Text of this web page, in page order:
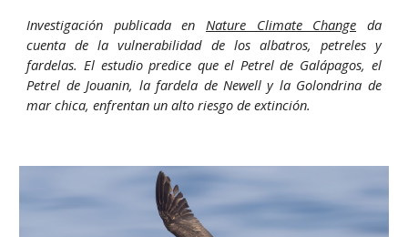
Investigación publicada en Nature Climate Change da
cuenta de la vulnerabilidad de los albatros, petreles y
fardelas. El estudio predice que el Petrel de Galápagos, el
Petrel de Jouanin, la fardela de Newell y la Golondrina de
mar chica, enfrentan un alto riesgo de extinción.